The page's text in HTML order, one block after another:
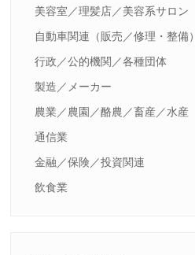
美容室／理髪店／美容系サロン
自動車関連（販売／修理・整備）
行政／公的機関／各種団体
製造／メーカー
農業／農園／酪農／畜産／水産
通信業
金融／保険／投資関連
飲食業